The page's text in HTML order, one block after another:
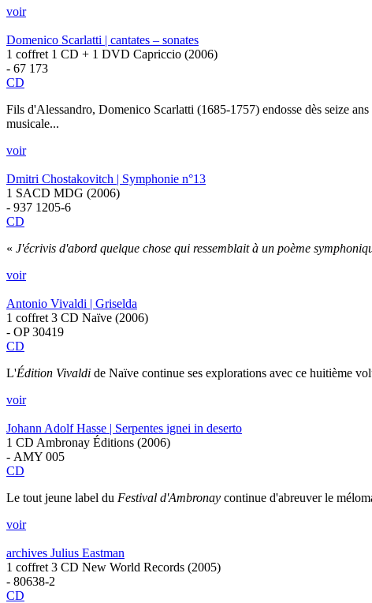
voir
Domenico Scarlatti | cantates – sonates
1 coffret 1 CD + 1 DVD Capriccio (2006)
- 67 173
CD
Fils d'Alessandro, Domenico Scarlatti (1685-1757) endosse dès seize
musicale...
voir
Dmitri Chostakovitch | Symphonie n°13
1 SACD MDG (2006)
- 937 1205-6
CD
« J'écrivis d'abord quelque chose qui ressemblait à un poème
voir
Antonio Vivaldi | Griselda
1 coffret 3 CD Naïve (2006)
- OP 30419
CD
L'Édition Vivaldi de Naïve continue ses explorations avec ce huitième
voir
Johann Adolf Hasse | Serpentes ignei in deserto
1 CD Ambronay Éditions (2006)
- AMY 005
CD
Le tout jeune label du Festival d'Ambronay continue d'abreuver le
voir
archives Julius Eastman
1 coffret 3 CD New World Records (2005)
- 80638-2
CD